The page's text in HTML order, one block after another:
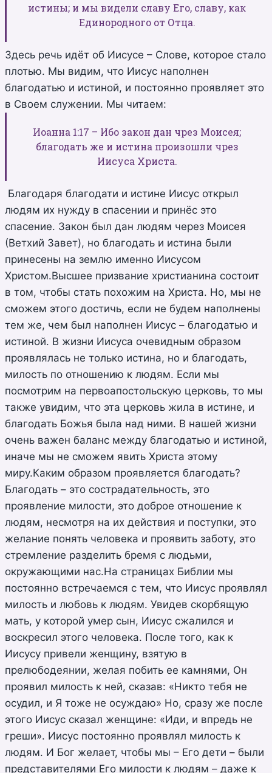
истины; и мы видели славу Его, славу, как
Единородного от Отца.
Здесь речь идёт об Иисусе – Слове, которое стало
плотью. Мы видим, что Иисус наполнен
благодатью и истиной, и постоянно проявляет это
в Своем служении. Мы читаем:
Иоанна 1:17 – Ибо закон дан чрез Моисея;
благодать же и истина произошли чрез
Иисуса Христа.
Благодаря благодати и истине Иисус открыл
людям их нужду в спасении и принёс это
спасение. Закон был дан людям через Моисея
(Ветхий Завет), но благодать и истина были
принесены на землю именно Иисусом
Христом.Высшее призвание христианина состоит
в том, чтобы стать похожим на Христа. Но, мы не
сможем этого достичь, если не будем наполнены
тем же, чем был наполнен Иисус – благодатью и
истиной. В жизни Иисуса очевидным образом
проявлялась не только истина, но и благодать,
милость по отношению к людям. Если мы
посмотрим на первоапостольскую церковь, то мы
также увидим, что эта церковь жила в истине, и
благодать Божья была над ними. В нашей жизни
очень важен баланс между благодатью и истиной,
иначе мы не сможем явить Христа этому
миру.Каким образом проявляется благодать?
Благодать – это сострадательность, это
проявление милости, это доброе отношение к
людям, несмотря на их действия и поступки, это
желание понять человека и проявить заботу, это
стремление разделить бремя с людьми,
окружающими нас.На страницах Библии мы
постоянно встречаемся с тем, что Иисус проявлял
милость и любовь к людям. Увидев скорбящую
мать, у которой умер сын, Иисус сжалился и
воскресил этого человека. После того, как к
Иисусу привели женщину, взятую в
прелюбодеянии, желая побить ее камнями, Он
проявил милость к ней, сказав: «Никто тебя не
осудил, и Я тоже не осуждаю» Но, сразу же после
этого Иисус сказал женщине: «Иди, и впредь не
греши». Иисус постоянно проявлял милость к
людям. И Бог желает, чтобы мы – Его дети – были
представителями Его милости к людям – даже к